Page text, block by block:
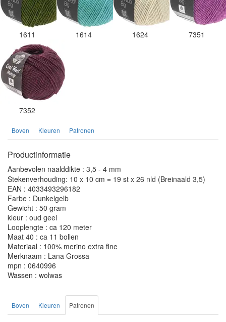
1611 1614 1624 7351
7352
Boven Kleuren Patronen
Productinformatie
Aanbevolen naalddikte : 3,5 - 4 mm
Stekenverhouding: 10 x 10 cm = 19 st x 26 nld (Breinaald 3,5)
EAN : 4033493296182
Farbe : Dunkelgelb
Gewicht : 50 gram
kleur : oud geel
Looplengte : ca 120 meter
Maat 40 : ca 11 bollen
Materiaal : 100% merino extra fine
Merknaam : Lana Grossa
mpn : 0640996
Wassen : wolwas
Boven Kleuren Patronen